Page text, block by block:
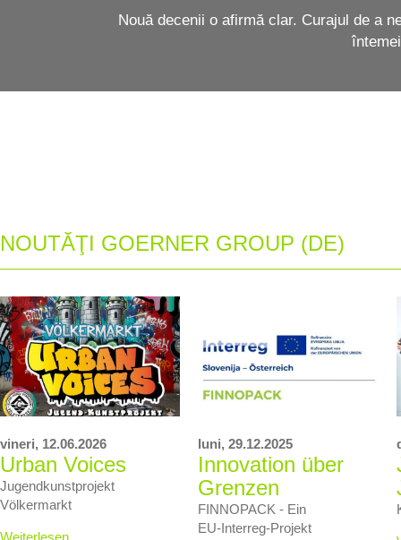
Nouă decenii o afirmă clar. Curajul de a
NOUTĂŢI GOERNER GROUP (DE)
vineri, 12.06.2026
Urban Voices
Jugendkunstprojekt
Völkermarkt
luni, 29.12.2025
Innovation über
Grenzen
FINNOPACK - Ein
EU‑Interreg‑Projekt